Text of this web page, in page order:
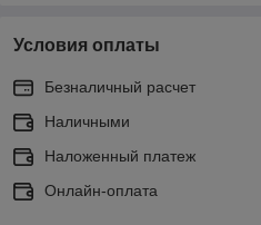
Условия оплаты
Безналичный расчет
Наличными
Наложенный платеж
Онлайн-оплата